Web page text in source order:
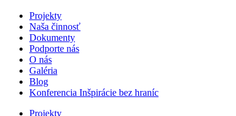
Projekty
Naša činnosť
Dokumenty
Podporte nás
O nás
Galéria
Blog
Konferencia Inšpirácie bez hraníc
Projekty